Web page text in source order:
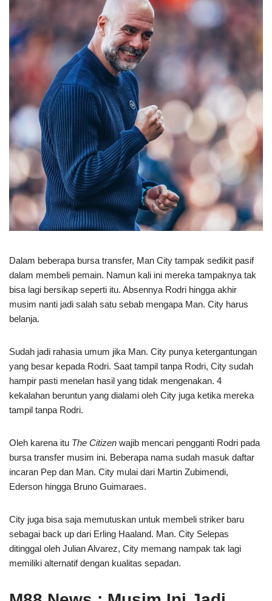
Dalam beberapa bursa transfer, Man City tampak sedikit pasif
dalam membeli pemain. Namun kali ini mereka tampaknya tak
bisa lagi bersikap seperti itu. Absennya Rodri hingga akhir
musim nanti jadi salah satu sebab mengapa Man. City harus
belanja.
Sudah jadi rahasia umum jika Man. City punya ketergantungan
yang besar kepada Rodri. Saat tampil tanpa Rodri, City sudah
hampir pasti menelan hasil yang tidak mengenakan. 4
kekalahan beruntun yang dialami oleh City juga ketika mereka
tampil tanpa Rodri.
Oleh karena itu The Citizen wajib mencari pengganti Rodri pada
bursa transfer musim ini. Beberapa nama sudah masuk daftar
incaran Pep dan Man. City mulai dari Martin Zubimendi,
Ederson hingga Bruno Guimaraes.
City juga bisa saja memutuskan untuk membeli striker baru
sebagai back up dari Erling Haaland. Man. City Selepas
ditinggal oleh Julian Alvarez, City memang nampak tak lagi
memiliki alternatif dengan kualitas sepadan.